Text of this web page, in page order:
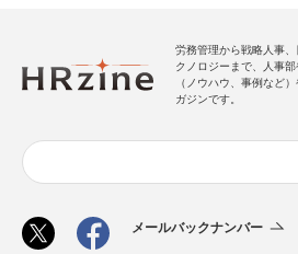
労務管理から戦略人事
クノロジーまで、人事
（ノウハウ、事例など
ガジンです。
メールバックナンバー